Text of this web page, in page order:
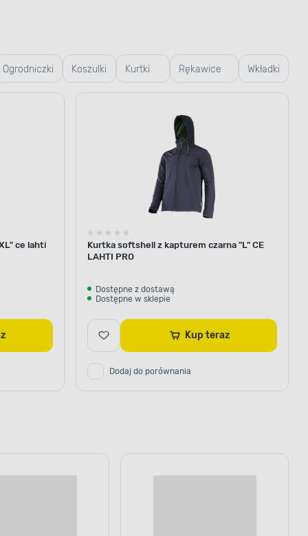
Ogrodniczki Koszulki
robocze
Kurtki Rękawice
ogrodowe
Wkładki
ce lahti
Kurtka softshell z kapturem czarna "L" CE
LAHTI PRO
Dostępne z dostawą
Dostępne w sklepie
Kup teraz
Dodaj do porównania